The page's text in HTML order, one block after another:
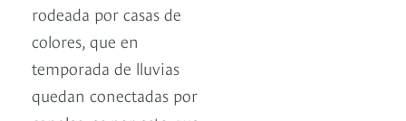
rodeada por casas de
colores, que en
temporada de lluvias
quedan conectadas por